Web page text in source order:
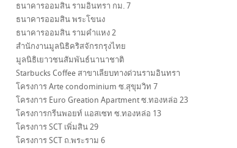
ธนาคารออมสิน รามอินทรา กม. 7
ธนาคารออมสิน พระโขนง
ธนาคารออมสิน รามคำแหง 2
สำนักงานมูลนิธิคริสจักรกรุงไทย
มูลนิธิเยาวชนสัมพันธ์นานาชาติ
Starbucks Coffee สาขาเลียบทางด่วนรามอินทรา
โครงการ Arte condominium ซ.สุขุมวิท 7
โครงการ Euro Greation Apartment ซ.ทองหล่อ 23
โครงการกรีนพอยท์ แอสเซท ซ.ทองหล่อ 13
โครงการ SCT เพิ่มสิน 29
โครงการ SCT ถ.พระราม 6